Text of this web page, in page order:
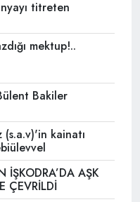
titreten
mektup!..
Bakiler
kainatı
İŞKODRA’DA AŞK
ÇEVRİLDİ